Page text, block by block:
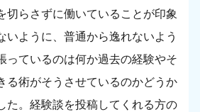
切らさずに働いていることが印象
いように、普通から逸れないよう
っているのは何か過去の経験やそ
る術がそうさせているのかどうか
た。経験談を投稿してくれる方の